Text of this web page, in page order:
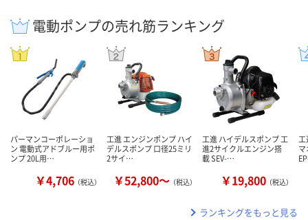
電動ポンプの売れ筋ランキング
パーマンコーポレーショ
ン 電動式アドブルー用ポ
ンプ 20L用…
￥4,706 （税込）
工進 エンジンポンプ ハイ
デルスポンプ 口径25ミリ
2サイ…
￥52,800～ （税込）
工進 ハイデルスポンプ 工
進2サイクルエンジン搭
載 SEV-…
￥19,800 （税込）
ランキングをもっと見る